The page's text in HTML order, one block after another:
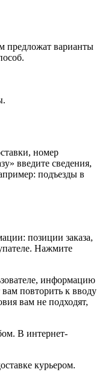
предложат варианты
номер
введите сведения,
подъезды в
позиции заказа,
Нажмите
информацию
повторить к вводу
вам не подходят,
В интернет-
курьером.